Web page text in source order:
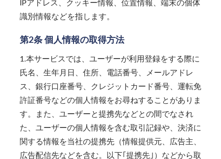
IPアドレス、クッキー情報、位置情報、端末の個体
識別情報などを指します。
第2条 個人情報の取得方法
1.本サービスでは、ユーザーが利用登録をする際に
氏名、生年月日、住所、電話番号、メールアドレ
ス、銀行口座番号、クレジットカード番号、運転免
許証番号などの個人情報をお尋ねすることがありま
す。また、ユーザーと提携先などとの間でなされ
た、ユーザーの個人情報を含む取引記録や、決済に
関する情報を当社の提携先（情報提供元、広告主、
広告配信先などを含む。以下｢提携先｣）などから取